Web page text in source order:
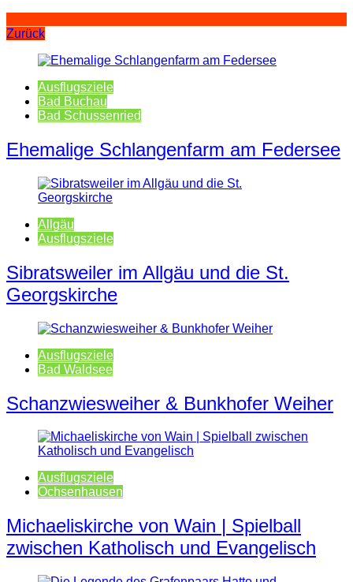
Zurück
Ausflugsziele
Bad Buchau
Bad Schussenried
Ehemalige Schlangenfarm am Federsee
Allgäu
Ausflugsziele
Sibratsweiler im Allgäu und die St.
Georgskirche
Ausflugsziele
Bad Waldsee
Schanzwiesweiher & Bunkhofer Weiher
Ausflugsziele
Ochsenhausen
Michaeliskirche von Wain | Spielball
zwischen Katholisch und Evangelisch